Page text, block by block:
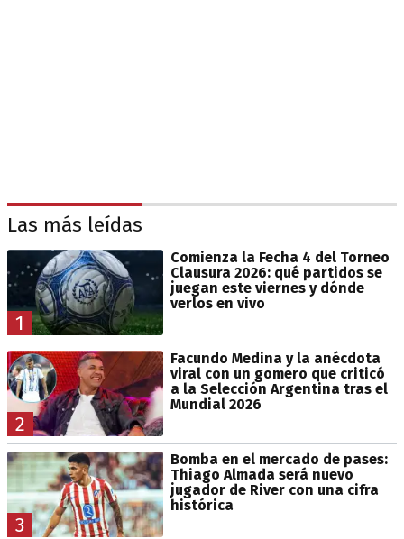
Las más leídas
1
Comienza la Fecha 4 del Torneo
Clausura 2026: qué partidos se
juegan este viernes y dónde
verlos en vivo
2
Facundo Medina y la anécdota
viral con un gomero que criticó
a la Selección Argentina tras el
Mundial 2026
3
Bomba en el mercado de pases:
Thiago Almada será nuevo
jugador de River con una cifra
histórica